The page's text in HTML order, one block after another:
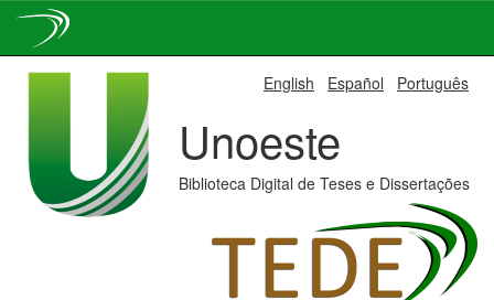
English Español Português
Unoeste
Biblioteca Digital de Teses e Dissertações